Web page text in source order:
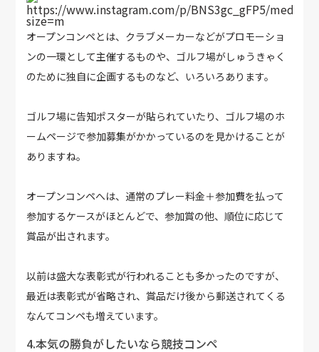
https://www.instagram.com/p/BNS3gc_gFP5/media?
size=m
オープンコンペとは、クラブメーカーなどがプロモーショ
ンの一環として主催するものや、ゴルフ場がしゅうきゃく
のために独自に企画するものなど、いろいろあります。
ゴルフ場に告知ポスターが貼られていたり、ゴルフ場のホ
ームページで参加募集がかかっているのを見かけることが
ありますね。
オープンコンペへは、通常のプレー料金＋参加費を払って
参加するケースがほとんどで、参加賞の他、順位に応じて
賞品が出されます。
以前は盛大な表彰式が行われることも多かったのですが、
最近は表彰式が省略され、賞品だけ後から郵送されてくる
なんてコンペも増えています。
4.本気の勝負がしたいなら競技コンペ